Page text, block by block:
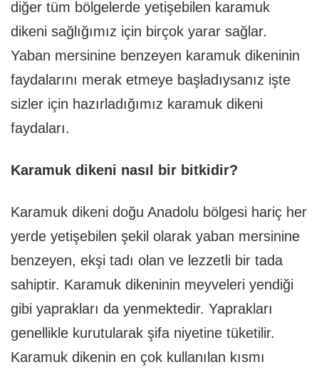
diğer tüm bölgelerde yetişebilen karamuk
dikeni sağlığımız için birçok yarar sağlar.
Yaban mersinine benzeyen karamuk dikeninin
faydalarını merak etmeye başladıysanız işte
sizler için hazırladığımız karamuk dikeni
faydaları.
Karamuk dikeni nasıl bir bitkidir?
Karamuk dikeni doğu Anadolu bölgesi hariç her
yerde yetişebilen şekil olarak yaban mersinine
benzeyen, ekşi tadı olan ve lezzetli bir tada
sahiptir. Karamuk dikeninin meyveleri yendiği
gibi yaprakları da yenmektedir. Yaprakları
genellikle kurutularak şifa niyetine tüketilir.
Karamuk dikenin en çok kullanılan kısmı